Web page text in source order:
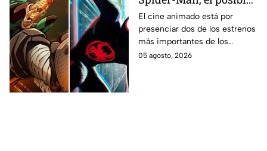
gran enfrentamiento
en taquilla del 2027
El cine animado está por
presenciar dos de los estrenos
más importantes de los
últimos años.
05 agosto, 2026